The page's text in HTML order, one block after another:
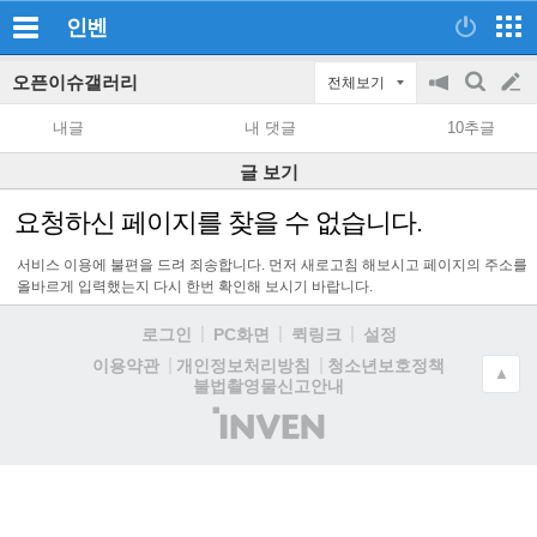
인벤
오픈이슈갤러리 전체보기
공
지
on/off
검
색
글
쓰
기
내글 내 댓글 10추글
글 보기
요청하신 페이지를 찾을 수 없습니다.
서비스 이용에 불편을 드려 죄송합니다. 먼저 새로고침 해보시고 페이지의 주소를
올바르게 입력했는지 다시 한번 확인해 보시기 바랍니다.
로그인 PC화면 퀵링크
설정
이용약관
개인정보처리방침
청소년보호정책
불법촬영물신고안내
(주)
인
▲